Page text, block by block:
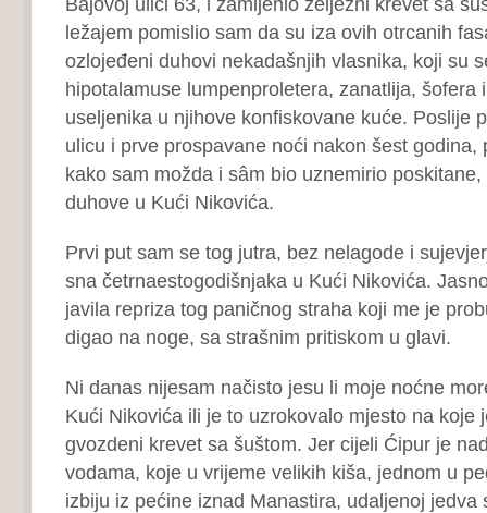
ležajem pomislio sam da su iza ovih otrcanih
ozlojeđeni duhovi nekadašnjih vlasnika, koji su
hipotalamuse lumpenproletera, zanatlija, šofera
useljenika u njihove konfiskovane kuće. Poslije
ulicu i prve prospavane noći nakon šest godina,
kako sam možda i sâm bio uznemirio
duhove u Kući Nikovića.
Prvi put sam se tog jutra, bez nelagode i
sna četrnaestogodišnjaka u Kući Nikovića.
javila repriza tog paničnog straha koji me je
digao na noge, sa strašnim pritiskom u glavi.
Ni danas nijesam načisto jesu li moje noćne
Kući Nikovića ili je to uzrokovalo mjesto na koje
gvozdeni krevet sa šuštom. Jer cijeli Ćipur je
vodama, koje u vrijeme velikih kiša, jednom u
izbiju iz pećine iznad Manastira, udaljenoj jedva